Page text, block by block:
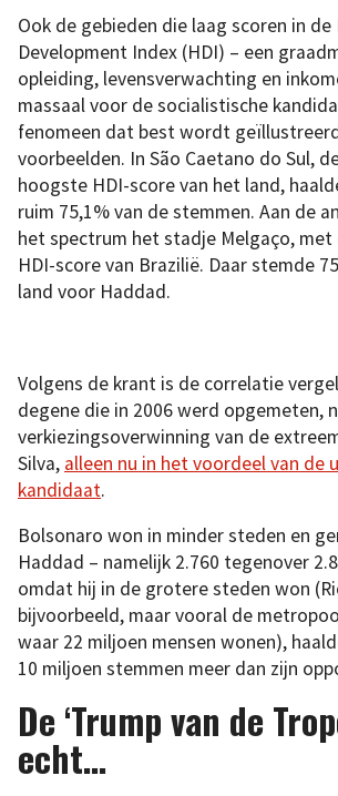
Ook de gebieden die laag scoren in de
Development Index (HDI) – een
opleiding, levensverwachting en
massaal voor de socialistische
fenomeen dat best wordt
voorbeelden. In São Caetano do Sul,
hoogste HDI-score van het land,
ruim 75,1% van de stemmen. Aan de
het spectrum het stadje Melgaço,
HDI-score van Brazilië. Daar stemde
land voor Haddad.
Volgens de krant is de correlatie
degene die in 2006 werd opgemeten,
verkiezingsoverwinning van de
Silva, alleen nu in het voordeel van de
kandidaat.
Bolsonaro won in minder steden en
Haddad – namelijk 2.760 tegenover
omdat hij in de grotere steden won
bijvoorbeeld, maar vooral de
waar 22 miljoen mensen wonen),
10 miljoen stemmen meer dan zijn
De ‘Trump van de
echt…